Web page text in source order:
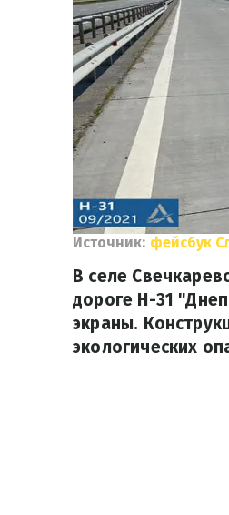
Источник: фейсбук
В селе
дороге Н-31
экраны.
экологических